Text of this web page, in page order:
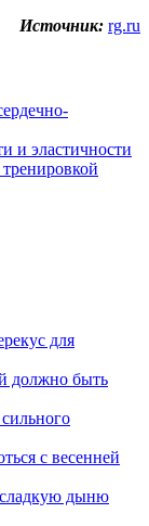
Источник: rg.ru
и эластичности
для
должно быть
с весенней
сладкую дыню